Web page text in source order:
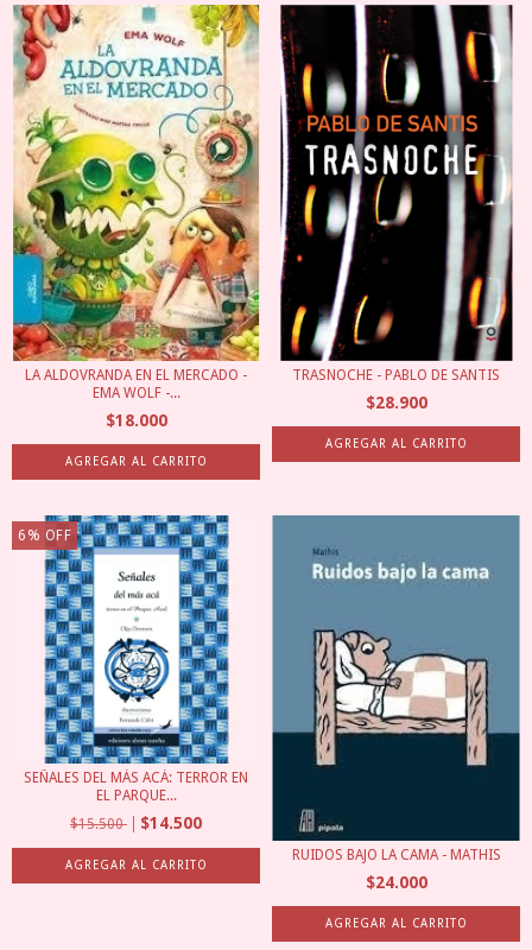
LA ALDOVRANDA EN EL MERCADO -
EMA WOLF -...
$18.000
TRASNOCHE - PABLO DE SANTIS
$28.900
6 % OFF
SEÑALES DEL MÁS ACÁ: TERROR EN
EL PARQUE...
$15.500
$14.500
RUIDOS BAJO LA CAMA - MATHIS
$24.000